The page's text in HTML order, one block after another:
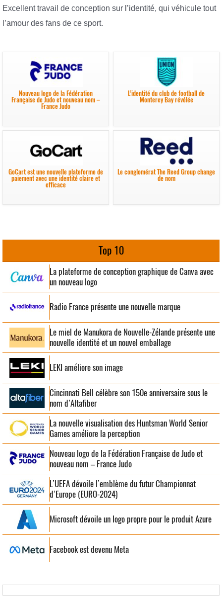
Excellent travail de conception sur l’identité, qui véhicule tout
l’amour des fans de ce sport.
Nouveau logo de la Fédération
Française de Judo et nouveau nom –
France Judo
L’identité du club de football de
Monterey Bay révélée
GoCart est une nouvelle plateforme de
paiement avec une identité claire et
efficace
Le conglomérat The Reed Group change
de nom
Top 10
La plateforme de conception graphique de Canva avec
un nouveau logo
Radio France présente une nouvelle marque
Le miel de Manukora de Nouvelle-Zélande présente une
nouvelle identité et un nouvel emballage
LEKI améliore son image
Cincinnati Bell célèbre son 150e anniversaire sous le
nom d’Altafiber
La nouvelle visualisation des Huntsman World Senior
Games améliore la perception
Nouveau logo de la Fédération Française de Judo et
nouveau nom – France Judo
L’UEFA dévoile l’emblème du futur Championnat
d’Europe (EURO-2024)
Microsoft dévoile un logo propre pour le produit Azure
Facebook est devenu Meta